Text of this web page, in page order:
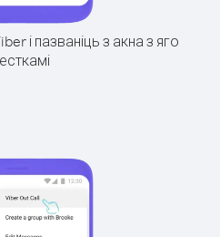
і пазваніць з акна з яго